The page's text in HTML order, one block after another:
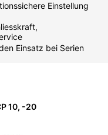
Einstellung
Einsatz bei Serien
10, -20